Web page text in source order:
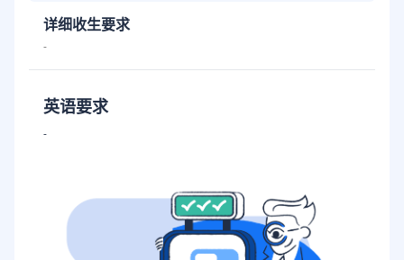
详细收生要求
-
英语要求
-